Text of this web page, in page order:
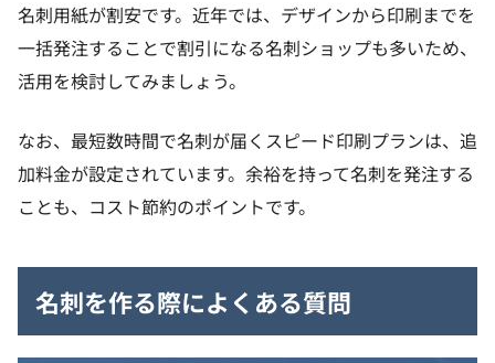
名刺用紙が割安です。近年では、デザインから印刷までを
一括発注することで割引になる名刺ショップも多いため、
活用を検討してみましょう。
なお、最短数時間で名刺が届くスピード印刷プランは、追
加料金が設定されています。余裕を持って名刺を発注する
ことも、コスト節約のポイントです。
名刺を作る際によくある質問